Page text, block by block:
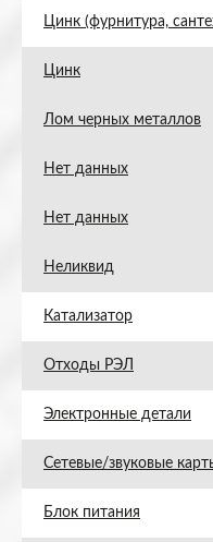
Цинк (фурнитура,
Цинк
Лом черных металлов
Нет данных
Нет данных
Неликвид
Катализатор
Отходы РЭЛ
Электронные детали
Сетевые/звуковые
Блок питания